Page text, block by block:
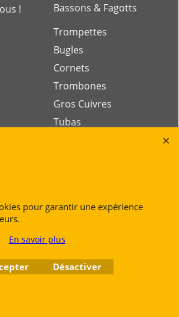
!
Bassons & Fagotts
Trompettes
Bugles
Cornets
Trombones
Gros Cuivres
Tubas
Tél. +32 (0) 470 876 817
de 10000€ - N°BE1007294916
pour garantir une expérience
En savoir plus
Désactiver